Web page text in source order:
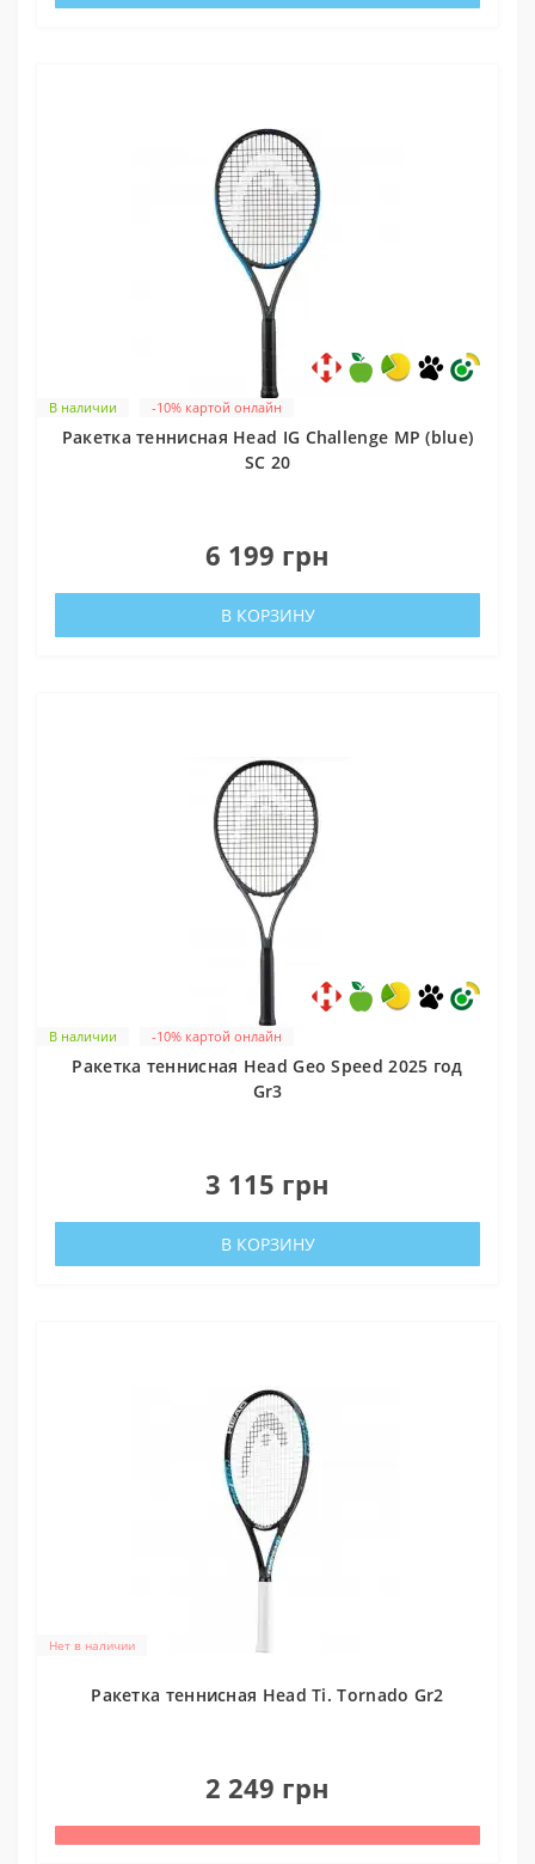
В наличии -10% картой онлайн
Ракетка теннисная Head IG Challenge MP (blue)
SC 20
6 199 грн
В КОРЗИНУ
В наличии -10% картой онлайн
Ракетка теннисная Head Geo Speed 2025 год
Gr3
3 115 грн
В КОРЗИНУ
Нет в наличии
Ракетка теннисная Head Ti. Tornado Gr2
2 249 грн